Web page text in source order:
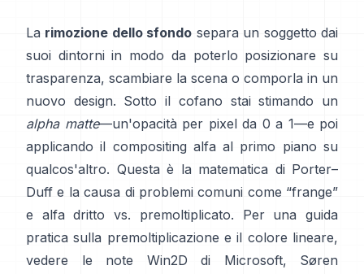
La rimozione dello sfondo separa un soggetto dai
suoi dintorni in modo da poterlo posizionare su
trasparenza, scambiare la scena o comporla in un
nuovo design. Sotto il cofano stai stimando un
alpha matte—un'opacità per pixel da 0 a 1—e poi
applicando il compositing alfa al primo piano su
qualcos'altro. Questa è la matematica di Porter–
Duff e la causa di problemi comuni come “frange”
e alfa dritto vs. premoltiplicato. Per una guida
pratica sulla premoltiplicazione e il colore lineare,
vedere
le note Win2D di Microsoft,
Søren